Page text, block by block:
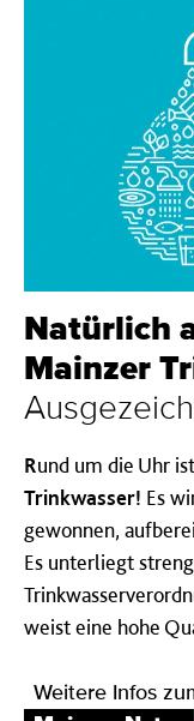
Natürlich
Mainzer
Rund um die Uhr
Trinkwasser! Es
gewonnen,
Es unterliegt
weist eine hohe
Weitere Infos